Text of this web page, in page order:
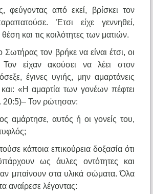
από εκεί, βρίσκει τον
Έτσι είχε γεννηθεί,
και τις κοιλότητες των ματιών.
τον βρήκε να είναι έτσι, οι
είχαν ακούσει να λέει στον
έγινες υγιής, μην αμαρτάνεις
«Η αμαρτία των γονέων πέφτει
20:5)– Τον ρώτησαν:
αμάρτησε, αυτός ή οι γονείς του,
κάποια επικούρεια δοξασία ότι
ως άυλες οντότητες και
μπαίνουν στα υλικά σώματα. Όλα
αναίρεσε λέγοντας: